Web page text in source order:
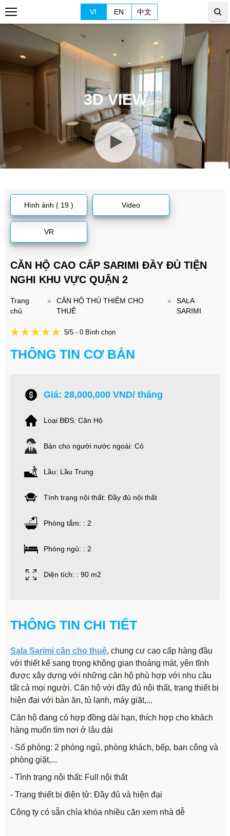
VI EN 中文
3D VIEW
Hình ảnh ( 19 ) Video
VR
CĂN HỘ CAO CẤP SARIMI ĐẦY ĐỦ TIỆN
NGHI KHU VỰC QUẬN 2
Trang
chủ
»
CĂN HỘ THỦ THIÊM CHO
THUÊ
»
SALA
SARIMI
5/5 - 0 Bình chọn
THÔNG TIN CƠ BẢN
Giá: 28,000,000 VND/ tháng
Loại BĐS: Căn Hộ
Bán cho người nước ngoài: Có
Lầu: Lầu Trung
Tình trạng nội thất: Đầy đủ nội thất
Phòng tắm: : 2
Phòng ngủ: : 2
Diện tích: : 90 m2
THÔNG TIN CHI TIẾT
Sala Sarimi cần cho thuê, chung cư cao cấp hàng đầu
với thiết kế sang trọng không gian thoáng mát, yên tĩnh
được xây dựng với những căn hộ phù hợp với nhu cầu
tất cả mọi người. Căn hộ với đầy đủ nội thất, trang thiết bị
hiện đại với bàn ăn, tủ lạnh, máy giặt,...
Căn hộ đang có hợp đồng dài hạn, thích hợp cho khách
hàng muốn tìm nơi ở lâu dài
- Số phòng: 2 phòng ngủ, phòng khách, bếp, ban công và
phòng giặt,...
- Tình trạng nội thất: Full nội thất
- Trang thiết bị điện tử: Đầy đủ và hiện đại
Công ty có sẵn chìa khóa nhiều căn xem nhà dễ